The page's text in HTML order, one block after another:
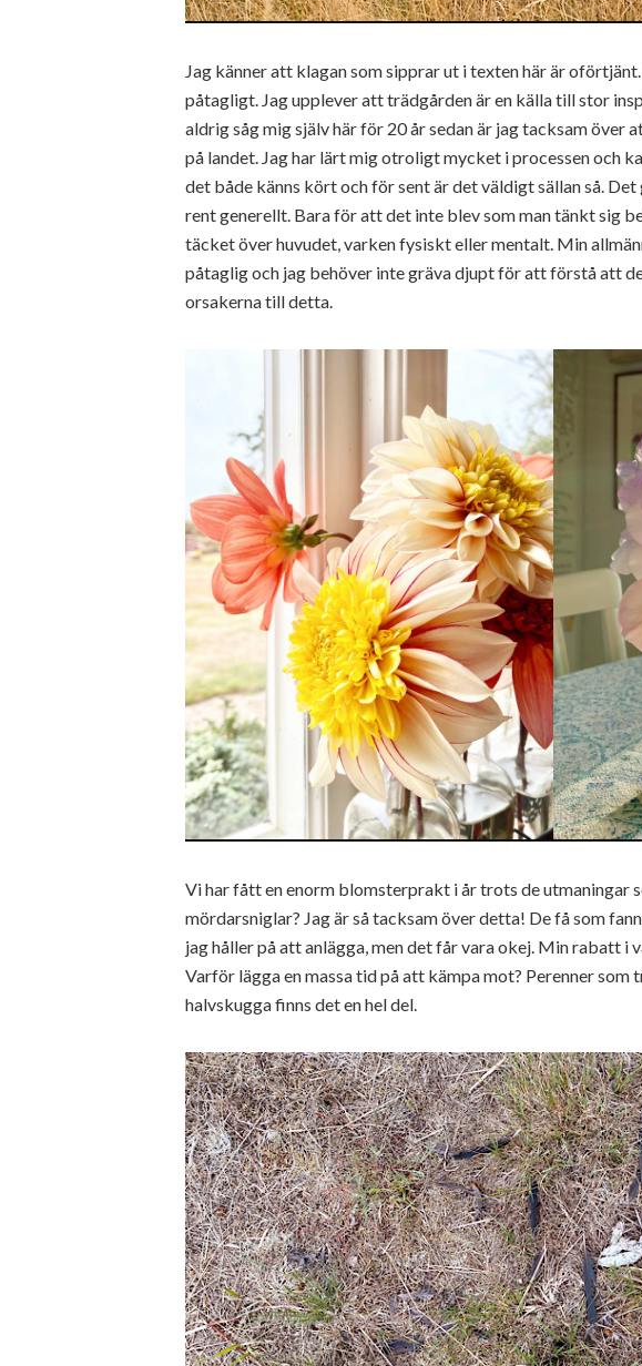
Jag känner att klagan som sipprar ut i texten här är
påtagligt. Jag upplever att trädgården är en källa till stor
aldrig såg mig själv här för 20 år sedan är jag tacksam över
på landet. Jag har lärt mig otroligt mycket i processen och
det både känns kört och för sent är det väldigt sällan så.
rent generellt. Bara för att det inte blev som man tänkt sig
täcket över huvudet, varken fysiskt eller mentalt. Min
påtaglig och jag behöver inte gräva djupt för att förstå att
orsakerna till detta.
Vi har fått en enorm blomsterprakt i år trots de utmaningar
mördarsniglar? Jag är så tacksam över detta! De få som
jag håller på att anlägga, men det får vara okej. Min rabatt i
Varför lägga en massa tid på att kämpa mot? Perenner som
halvskugga finns det en hel del.